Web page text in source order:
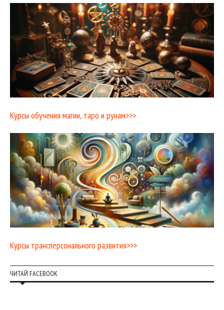
Курсы обучения магии, таро и рунам>>>
Курсы трансперсонального развития>>>
ЧИТАЙ FACEBOOK